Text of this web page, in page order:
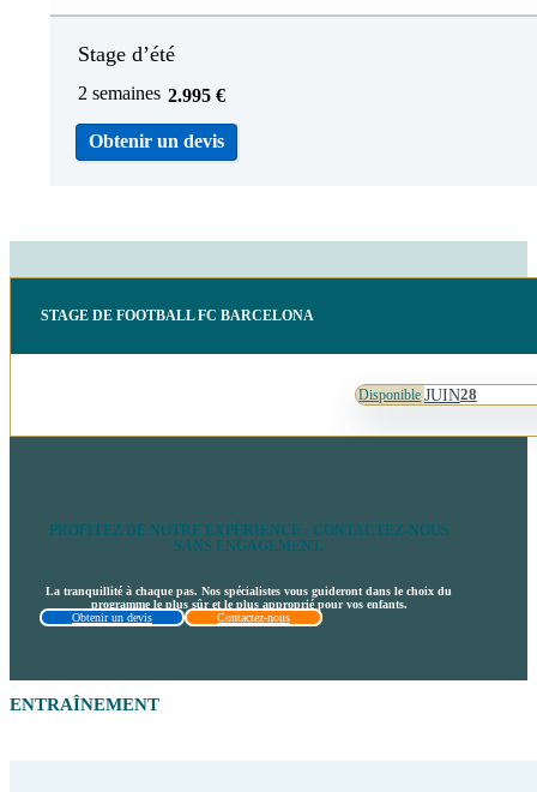
Stage d’été
2 semaines 2.995 €
Obtenir un devis
STAGE DE FOOTBALL FC BARCELONA
Disponible JUIN28
PROFITEZ DE NOTRE EXPÉRIENCE : CONTACTEZ-NOUS
SANS ENGAGEMENT.
La tranquillité à chaque pas. Nos spécialistes vous guideront dans le choix du
programme le plus sûr et le plus approprié pour vos enfants.
Obtenir un devis
Contactez-nous
ENTRAÎNEMENT